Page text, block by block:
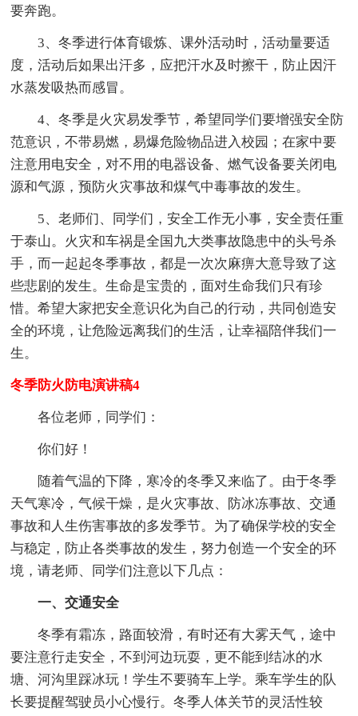
要奔跑。
3、冬季进行体育锻炼、课外活动时，活动量要适
度，活动后如果出汗多，应把汗水及时擦干，防止因汗
水蒸发吸热而感冒。
4、冬季是火灾易发季节，希望同学们要增强安全防
范意识，不带易燃，易爆危险物品进入校园；在家中要
注意用电安全，对不用的电器设备、燃气设备要关闭电
源和气源，预防火灾事故和煤气中毒事故的发生。
5、老师们、同学们，安全工作无小事，安全责任重
于泰山。火灾和车祸是全国九大类事故隐患中的头号杀
手，而一起起冬季事故，都是一次次麻痹大意导致了这
些悲剧的发生。生命是宝贵的，面对生命我们只有珍
惜。希望大家把安全意识化为自己的行动，共同创造安
全的环境，让危险远离我们的生活，让幸福陪伴我们一
生。
冬季防火防电演讲稿4
各位老师，同学们：
你们好！
随着气温的下降，寒冷的冬季又来临了。由于冬季
天气寒冷，气候干燥，是火灾事故、防冰冻事故、交通
事故和人生伤害事故的多发季节。为了确保学校的安全
与稳定，防止各类事故的发生，努力创造一个安全的环
境，请老师、同学们注意以下几点：
一、交通安全
冬季有霜冻，路面较滑，有时还有大雾天气，途中
要注意行走安全，不到河边玩耍，更不能到结冰的水
塘、河沟里踩冰玩！学生不要骑车上学。乘车学生的队
长要提醒驾驶员小心慢行。冬季人体关节的灵活性较